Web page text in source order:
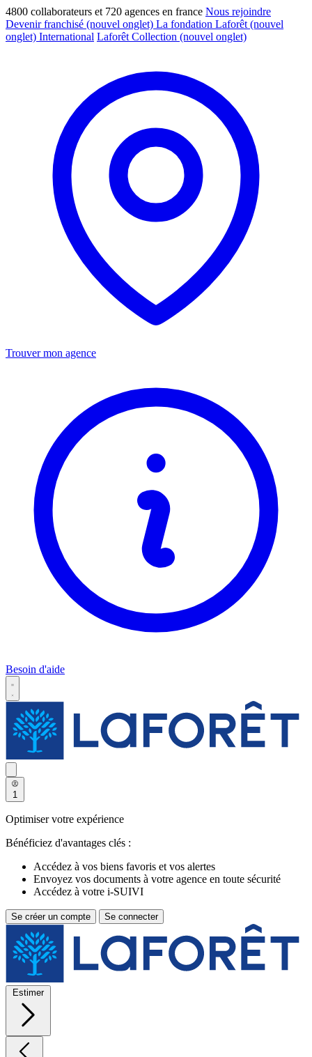
4800 collaborateurs et 720 agences en france Nous rejoindre
Devenir franchisé (nouvel onglet) La fondation Laforêt (nouvel
onglet) International Laforêt Collection (nouvel onglet)
Trouver mon agence
Besoin d'aide
1
Optimiser votre expérience
Bénéficiez d'avantages clés :
Accédez à vos biens favoris et vos alertes
Envoyez vos documents à votre agence en toute sécurité
Accédez à votre i-SUIVI
Se créer un compte Se connecter
Estimer